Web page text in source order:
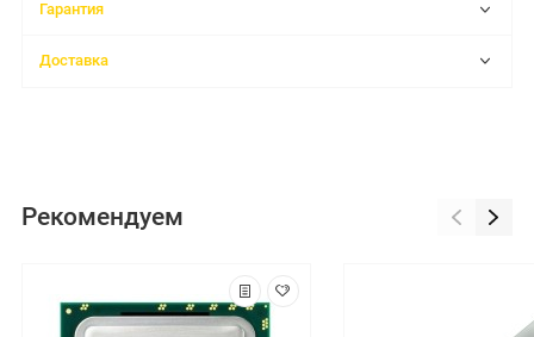
Гарантия
Доставка
Рекомендуем